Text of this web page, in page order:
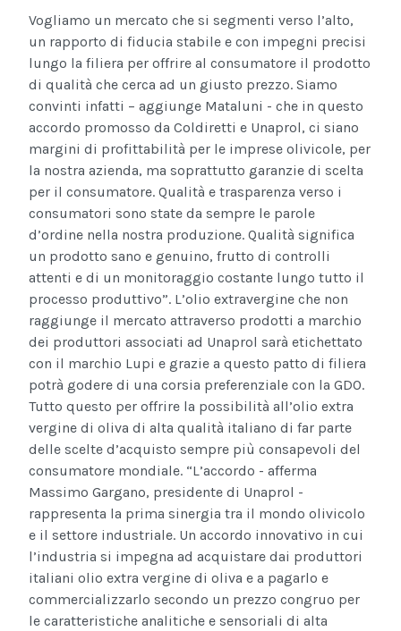
Vogliamo un mercato che si segmenti verso l’alto,
un rapporto di fiducia stabile e con impegni precisi
lungo la filiera per offrire al consumatore il prodotto
di qualità che cerca ad un giusto prezzo. Siamo
convinti infatti – aggiunge Mataluni - che in questo
accordo promosso da Coldiretti e Unaprol, ci siano
margini di profittabilità per le imprese olivicole, per
la nostra azienda, ma soprattutto garanzie di scelta
per il consumatore. Qualità e trasparenza verso i
consumatori sono state da sempre le parole
d’ordine nella nostra produzione. Qualità significa
un prodotto sano e genuino, frutto di controlli
attenti e di un monitoraggio costante lungo tutto il
processo produttivo”. L’olio extravergine che non
raggiunge il mercato attraverso prodotti a marchio
dei produttori associati ad Unaprol sarà etichettato
con il marchio Lupi e grazie a questo patto di filiera
potrà godere di una corsia preferenziale con la GDO.
Tutto questo per offrire la possibilità all’olio extra
vergine di oliva di alta qualità italiano di far parte
delle scelte d’acquisto sempre più consapevoli del
consumatore mondiale. “L’accordo - afferma
Massimo Gargano, presidente di Unaprol -
rappresenta la prima sinergia tra il mondo olivicolo
e il settore industriale. Un accordo innovativo in cui
l’industria si impegna ad acquistare dai produttori
italiani olio extra vergine di oliva e a pagarlo e
commercializzarlo secondo un prezzo congruo per
le caratteristiche analitiche e sensoriali di alta